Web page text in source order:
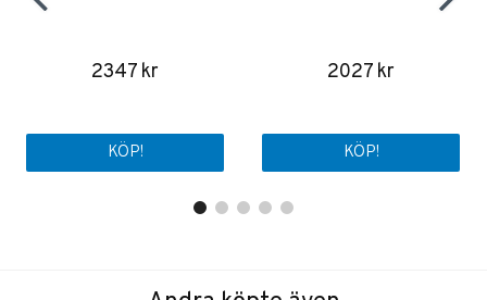
2347 kr
KÖP!
2027 kr
KÖP!